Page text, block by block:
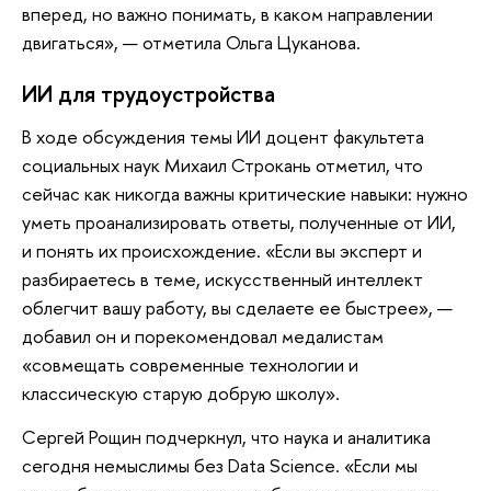
вперед, но важно понимать, в каком направлении
двигаться», — отметила Ольга Цуканова.
ИИ для трудоустройства
В ходе обсуждения темы ИИ доцент факультета
социальных наук Михаил Строкань отметил, что
сейчас как никогда важны критические навыки: нужно
уметь проанализировать ответы, полученные от ИИ,
и понять их происхождение. «Если вы эксперт и
разбираетесь в теме, искусственный интеллект
облегчит вашу работу, вы сделаете ее быстрее», —
добавил он и порекомендовал медалистам
«совмещать современные технологии и
классическую старую добрую школу».
Сергей Рощин подчеркнул, что наука и аналитика
сегодня немыслимы без Data Science. «Если мы